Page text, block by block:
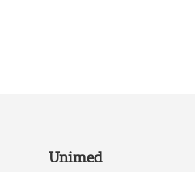
Unimed